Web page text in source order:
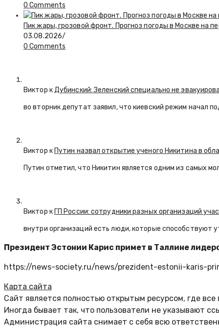
0 Comments
Пик жары, грозовой фронт. Прогноз погоды в Москве на
03.08.2026/
0 Comments
Виктор кДубинский: Зеленский специально не
во вторник депутат заявил, что киевский режим начал
Виктор к Путин назвал открытие ученого Никитина в
Путин отметил, что Никитин является одним из самых
Виктор к ГП России: сотрудники разных организаций
внутри организаций есть люди, которые способствуют
Президент Эстонии Карис примет в Таллине
https://news-society.ru/news/prezident-estonii-karis-
Карта сайта
Сайт является полностью открытым ресурсом, где
Иногда бывает так, что пользователи не указывают
Администрация сайта снимает с себя всю